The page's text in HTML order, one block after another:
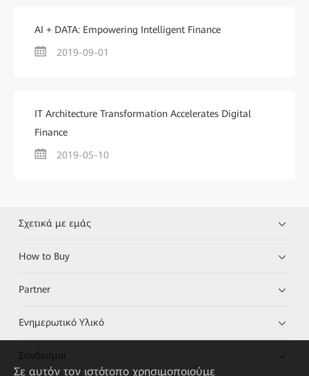
AI + DATA: Empowering Intelligent Finance
2019-09-01
IT Architecture Transformation Accelerates Digital
Finance
2019-05-10
Σχετικά με εμάς
How to Buy
Partner
Ενημερωτικό Υλικό
Σύνδεσμοι
Σε αυτόν τον ιστότοπο χρησιμοποιούμε